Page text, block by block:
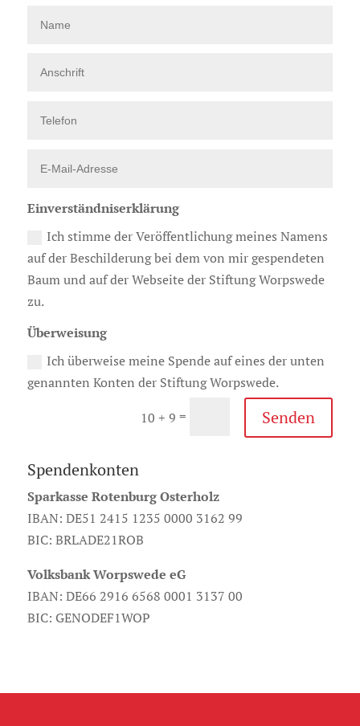
Einverständniserklärung
Ich stimme der Veröffentlichung meines Namens
auf der Beschilderung bei dem von mir gespendeten
Baum und auf der Webseite der Stiftung Worpswede
zu.
Überweisung
Ich überweise meine Spende auf eines der unten
genannten Konten der Stiftung Worpswede.
10 + 9 = Senden
Spendenkonten
Sparkasse Rotenburg Osterholz
IBAN: DE51 2415 1235 0000 3162 99
BIC: BRLADE21ROB
Volksbank Worpswede eG
IBAN: DE66 2916 6568 0001 3137 00
BIC: GENODEF1WOP